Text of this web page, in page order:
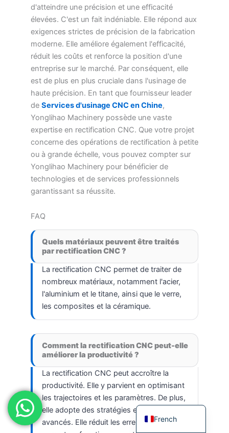
d'atteindre une précision et une efficacité
élevées. C'est un fait indéniable. Elle répond aux
exigences strictes de précision de la fabrication
moderne. Elle améliore également l'efficacité,
réduit les coûts et renforce la position d'une
entreprise sur le marché. Par conséquent, elle
est de plus en plus cruciale dans l'usinage de
haute précision. En tant que fournisseur leader
de Services d'usinage CNC en Chine,
Yonglihao Machinery possède une vaste
expertise en rectification CNC. Que votre projet
concerne des opérations de rectification à petite
ou à grande échelle, vous pouvez compter sur
Yonglihao Machinery pour bénéficier de
technologies et de services professionnels
garantissant sa réussite.
FAQ
Quels matériaux peuvent être traités
par rectification CNC ?
La rectification CNC permet de traiter de
nombreux matériaux, notamment l'acier,
l'aluminium et le titane, ainsi que le verre,
les composites et la céramique.
Comment la rectification CNC peut-elle
améliorer la productivité ?
La rectification CNC peut accroître la
productivité. Elle y parvient en optimisant
les trajectoires et les paramètres. De plus,
elle adopte des stratégies et des outils
avancés. Elle réduit les erreurs humaines et
French
English
Arabic
Chinese
Dutch
German
Indonesian
Korean
Portuguese